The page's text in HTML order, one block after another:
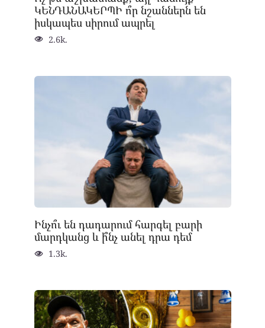
ԿԵՆԴԱՆԱԿԵՐՊԻ ո՞ր նշաններն են
իսկապես սիրում ապրել
2.6k.
Ինչո՞ւ են դադարում հարգել բարի
մարդկանց և ի՞նչ անել դրա դեմ
1.3k.